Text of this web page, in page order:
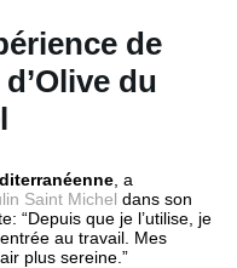
de
du
, a
Saint Michel dans son
“Depuis que je l’utilise, je
au travail. Mes
plus sereine.”